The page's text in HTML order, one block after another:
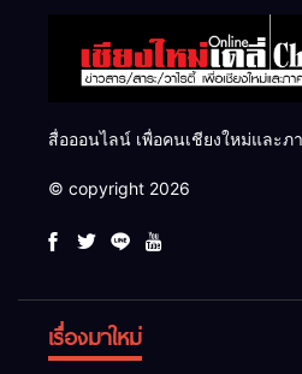
สื่อออนไลน์ เพื่อคนเชียงใหม่และภ
© copyright 2026
เรื่องมาใหม่